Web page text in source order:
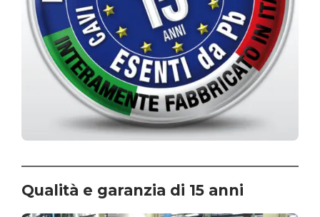
Qualità e garanzia di 15 anni